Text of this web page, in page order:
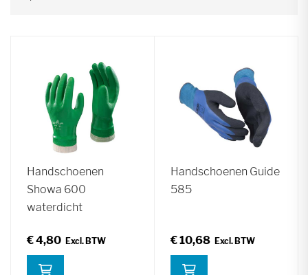
Handschoenen
Showa 600
waterdicht
€ 4,80
Handschoenen Guide
585
€ 10,68